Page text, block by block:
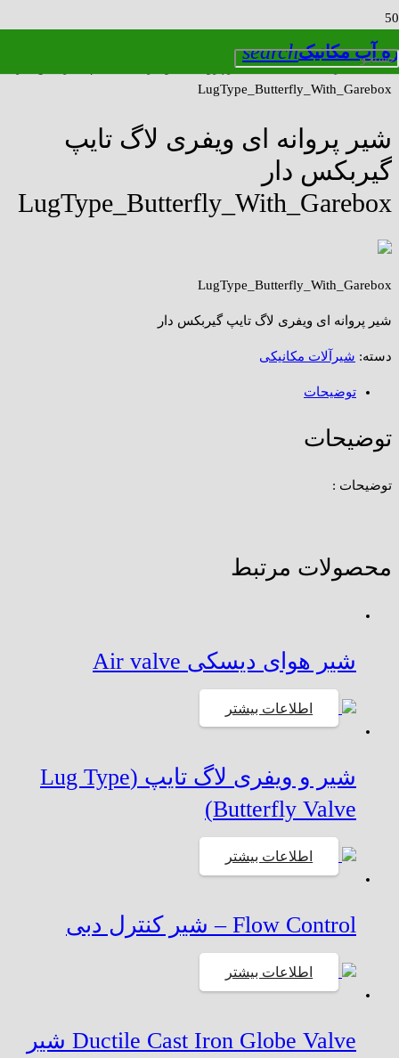
ره آب مکانیکsearch
خانه/شیرآلات مکانیکی/ شیر پروانه ای ویفری لاگ تایپ گیربکس دار
LugType_Butterfly_With_Garebox
شیر پروانه ای ویفری لاگ تایپ
گیربکس دار
LugType_Butterfly_With_Garebox
LugType_Butterfly_With_Garebox
شیر پروانه ای ویفری لاگ تایپ گیربکس دار
دسته: شیرآلات مکانیکی
توضیحات
توضیحات
توضیحات :
محصولات مرتبط
شیر هوای دیسکی Air valve
اطلاعات بیشتر
شیر و ویفری لاگ تایپ (Lug Type
Butterfly Valve)
اطلاعات بیشتر
Flow Control – شیر کنترل دبی
اطلاعات بیشتر
Ductile Cast Iron Globe Valve شیر